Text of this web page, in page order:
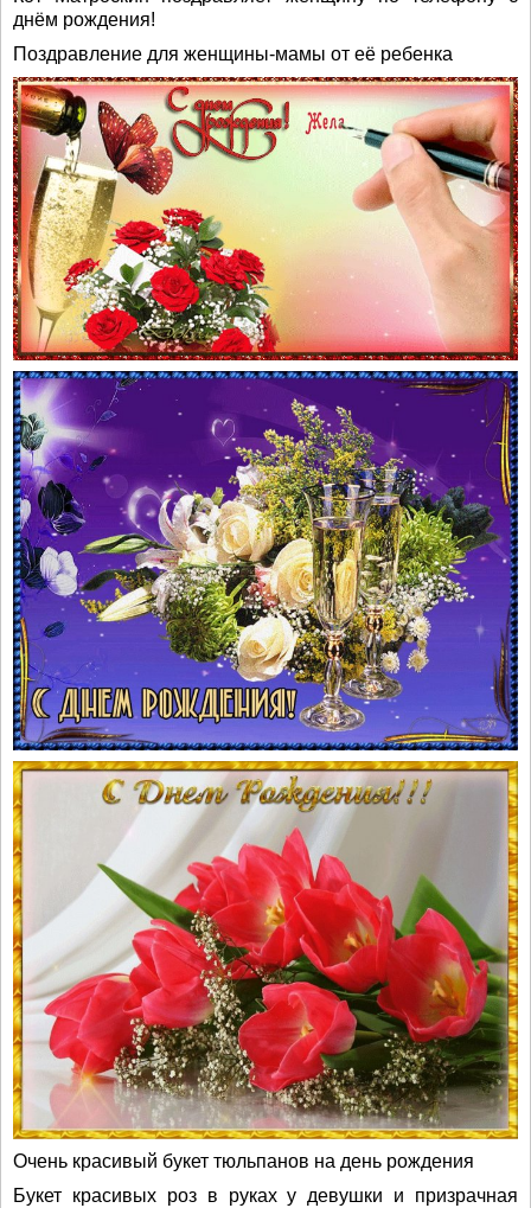
днём рождения!
Поздравление для женщины-мамы от её ребенка
Очень красивый букет тюльпанов на день рождения
Букет красивых роз в руках у девушки и призрачная